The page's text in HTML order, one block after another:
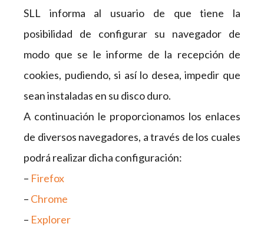
SLL informa al usuario de que tiene la
posibilidad de configurar su navegador de
modo que se le informe de la recepción de
cookies, pudiendo, si así lo desea, impedir que
sean instaladas en su disco duro.
A continuación le proporcionamos los enlaces
de diversos navegadores, a través de los cuales
podrá realizar dicha configuración:
– Firefox
– Chrome
– Explorer